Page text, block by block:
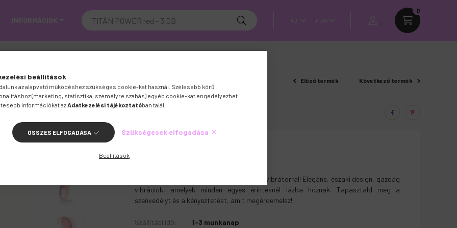
INFORMÁCIÓK
0
Előző termék Következő termék
VIBRÁTOR
Fedezd fel a vágy új dimenzióit a MIA PISA vibrátorral! Elegáns, északi design, gazdag
vibrációk, amelyek minden egyes érintésnél lázba hoznak. Tapasztald meg a
szenvedélyt és a kényeztetést, amit megérdemelsz!
Szállítási idő: 1-3 munkanap
beállítások
az alapvető működéshez szükséges cookie-kat használ. Szélesebb körű
(marketing, statisztika, személyre szabás) egyéb cookie-kat engedélyezhet.
információkat azAdatkezelési tájékoztatóban talál.
ÖSSZES ELFOGADÁSA Szükségesek elfogadása
Beállítások